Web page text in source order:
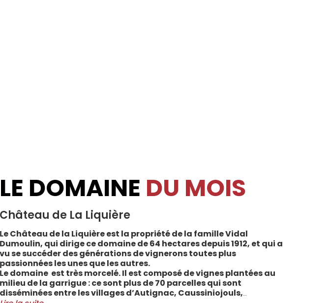
LE DOMAINE DU MOIS
Château de La Liquière
Le Château de la Liquière est la propriété de la famille Vidal
Dumoulin, qui dirige ce domaine de 64 hectares depuis 1912, et qui a
vu se succéder des générations de vignerons toutes plus
passionnées les unes que les autres.
Le domaine est très morcelé. Il est composé de vignes plantées au
milieu de la garrigue : ce sont plus de 70 parcelles qui sont
disséminées entre les villages d’Autignac, Caussiniojouls,